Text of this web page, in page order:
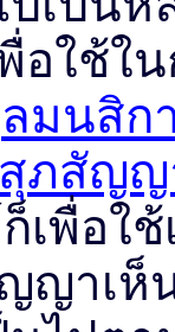
อใช้ใ
มนสิก
ภสัญญ
เพื่อใช้
ญาเห็